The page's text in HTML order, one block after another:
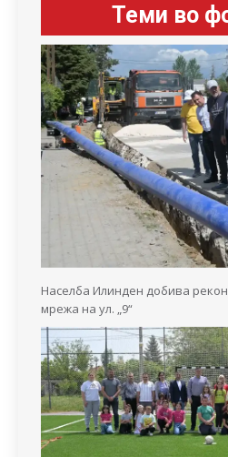
Теми во
Населба Илинден добива
мрежа на ул. „9“